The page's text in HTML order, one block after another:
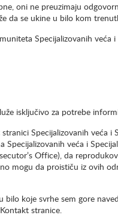
oni ne preuzimaju
da se ukine u bilo kom
Specijalizovanih veća
isključivo za potrebe
Specijalizovanih veća i
veća i
Office), da
mogu da proističu iz ovih
koje svrhe sem gore
stranice.